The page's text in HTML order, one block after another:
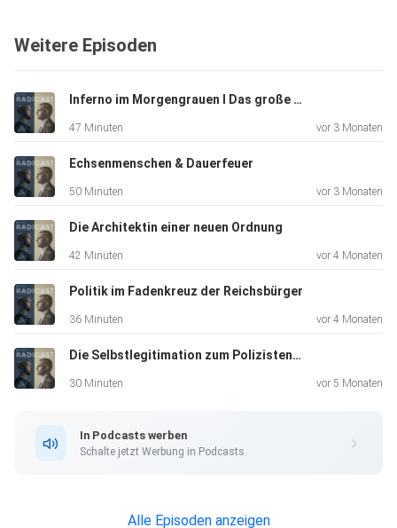
unmittelbar bedrohen und eine ganze Nachbarschaft in
versetzen können.
Der Weg dorthin führt über verweigerte Einschulungen,
Drohbriefe
Reichsbürger-Rhetorik und Gewaltfantasien.
Warum musste das SEK mit gepanzerten Fahrzeugen
anrücken?
Warum wollen Reichsbürger und Selbstverwalter ihre
Weitere Episoden
Inferno im Morgengrauen I Das große Staffelfinale
47 Minuten vor 3 Monaten
Echsenmenschen & Dauerfeuer
50 Minuten vor 3 Monaten
Die Architektin einer neuen Ordnung
42 Minuten vor 4 Monaten
Politik im Fadenkreuz der Reichsbürger
36 Minuten vor 4 Monaten
Die Selbstlegitimation zum Polizistenmord – Teil 2
30 Minuten vor 5 Monaten
In Podcasts werben
Schalte jetzt Werbung in Podcasts.
Alle Episoden anzeigen